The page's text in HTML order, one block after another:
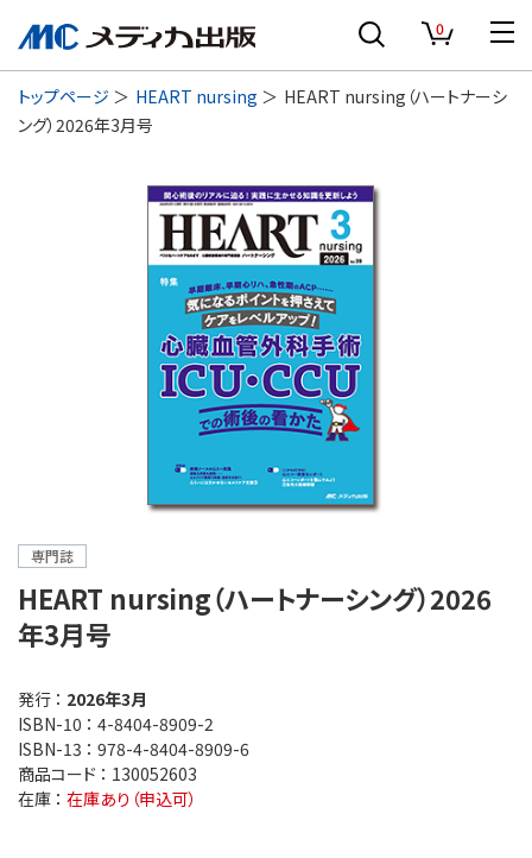
0
トップページ HEART nursing
HEART nursing（ハートナーシ
ング）2026年3月号
専門誌
HEART nursing（ハートナーシング）2026
年3月号
発行 ： 2026年3月
ISBN-10 ： 4-8404-8909-2
ISBN-13 ： 978-4-8404-8909-6
商品コード ： 130052603
在庫 ： 在庫あり（申込可）